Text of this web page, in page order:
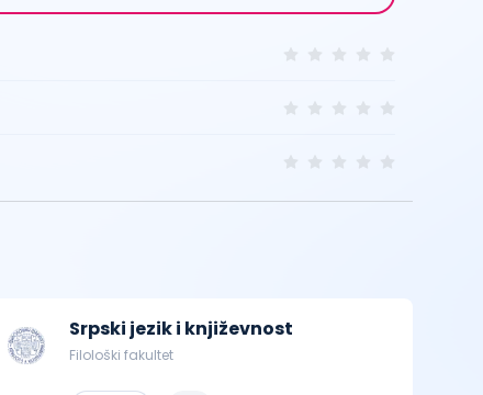
Srpski jezik i književnost
Filološki fakultet